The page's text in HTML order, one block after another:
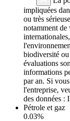
impliquées
ou très
notamment de
biodiversité
évaluations
informations
par an. Si
l'entreprise,
des données :
Pétrole et gaz
0.03%